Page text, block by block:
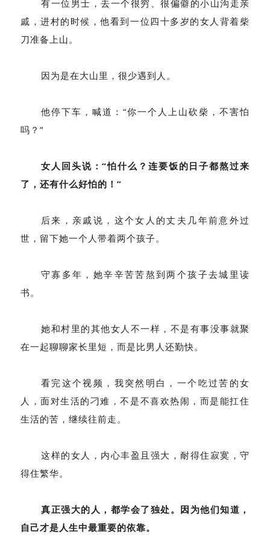
有一位男士，去一个很穷、很偏僻的小山沟走亲
戚，进村的时候，他看到一位四十多岁的女人背着柴
刀准备上山。
因为是在大山里，很少遇到人。
他停下车，喊道：“你一个人上山砍柴，不害怕
吗？”
女人回头说：“怕什么？连要饭的日子都熬过来
了，还有什么好怕的！”
后来，亲戚说，这个女人的丈夫几年前意外过
世，留下她一个人带着两个孩子。
守寡多年，她辛辛苦苦熬到两个孩子去城里读
书。
她和村里的其他女人不一样，不是有事没事就聚
在一起聊聊家长里短，而是比男人还勤快。
看完这个视频，我突然明白，一个吃过苦的女
人，面对生活的刁难，不是不喜欢热闹，而是能扛住
生活的苦，继续往前走。
这样的女人，内心丰盈且强大，耐得住寂寞，守
得住繁华。
真正强大的人，都学会了独处。因为他们知道，
自己才是人生中最重要的依靠。